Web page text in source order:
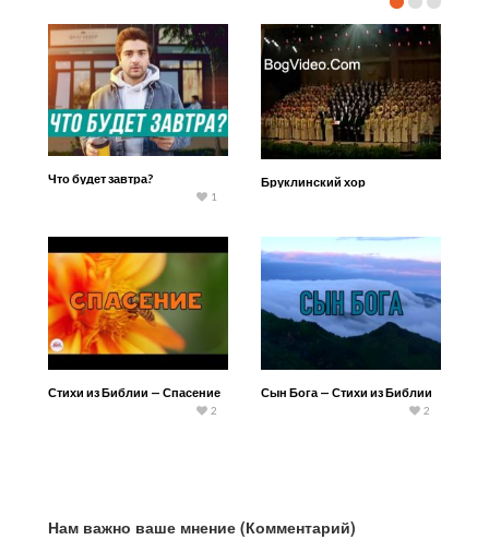
Что будет завтра?
1
Бруклинский хор
Стихи из Библии — Спасение
2
Сын Бога — Стихи из Библии
2
Нам важно ваше мнение (Комментарий)